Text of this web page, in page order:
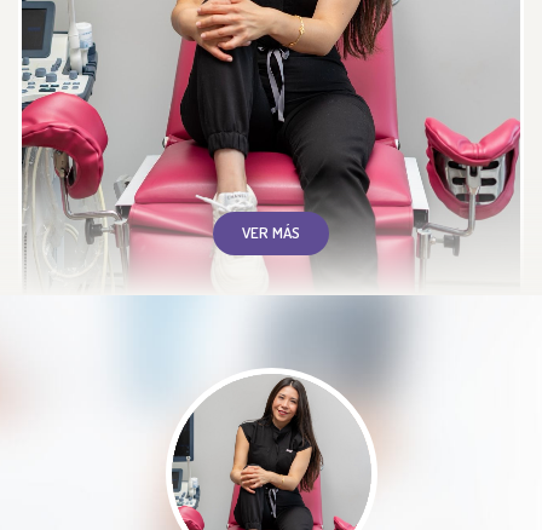
Muy buena atención, con muy
buenas explicaciones y paciencia
para dar la información a detalle
Paciente
La Dra esta muy actualizada,
profundiza en el diagnóstico y
VER MÁS